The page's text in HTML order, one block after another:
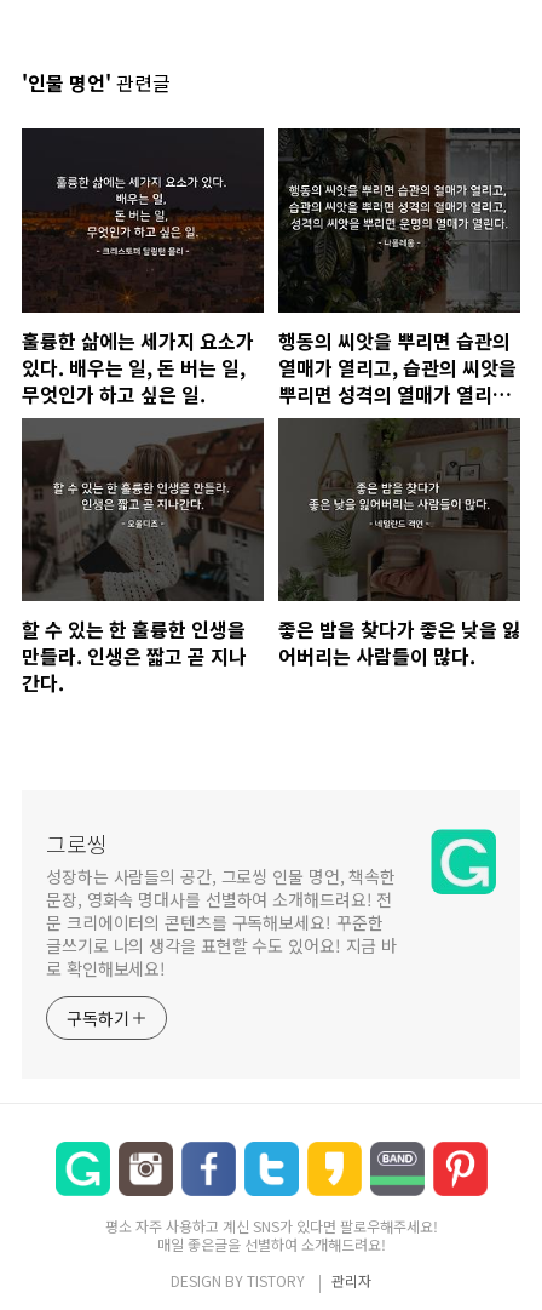
'인물 명언' 관련글
훌륭한 삶에는 세가지 요소가
있다. 배우는 일, 돈 버는 일,
무엇인가 하고 싶은 일.
행동의 씨앗을 뿌리면 습관의
열매가 열리고, 습관의 씨앗을
뿌리면 성격의 열매가 열리고,
성격의 씨앗을 뿌리면 운명의
열매가 열린다.
할 수 있는 한 훌륭한 인생을
만들라. 인생은 짧고 곧 지나
간다.
좋은 밤을 찾다가 좋은 낮을 잃
어버리는 사람들이 많다.
그로씽
성장하는 사람들의 공간, 그로씽 인물 명언, 책속한
문장, 영화속 명대사를 선별하여 소개해드려요! 전
문 크리에이터의 콘텐츠를 구독해보세요! 꾸준한
글쓰기로 나의 생각을 표현할 수도 있어요! 지금 바
로 확인해보세요!
구독하기
평소 자주 사용하고 계신 SNS가 있다면 팔로우해주세요!
매일 좋은글을 선별하여 소개해드려요!
DESIGN BYTISTORY 관리자